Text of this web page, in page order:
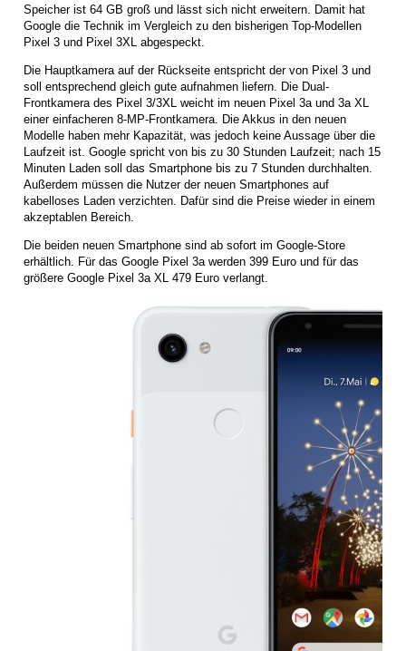
Speicher ist 64 GB groß und lässt sich nicht erweitern. Damit hat
Google die Technik im Vergleich zu den bisherigen Top-Modellen
Pixel 3 und Pixel 3XL abgespeckt.
Die Hauptkamera auf der Rückseite entspricht der von Pixel 3 und
soll entsprechend gleich gute aufnahmen liefern. Die Dual-
Frontkamera des Pixel 3/3XL weicht im neuen Pixel 3a und 3a XL
einer einfacheren 8-MP-Frontkamera. Die Akkus in den neuen
Modelle haben mehr Kapazität, was jedoch keine Aussage über die
Laufzeit ist. Google spricht von bis zu 30 Stunden Laufzeit; nach 15
Minuten Laden soll das Smartphone bis zu 7 Stunden durchhalten.
Außerdem müssen die Nutzer der neuen Smartphones auf
kabelloses Laden verzichten. Dafür sind die Preise wieder in einem
akzeptablen Bereich.
Die beiden neuen Smartphone sind ab sofort im Google-Store
erhältlich. Für das Google Pixel 3a werden 399 Euro und für das
größere Google Pixel 3a XL 479 Euro verlangt.